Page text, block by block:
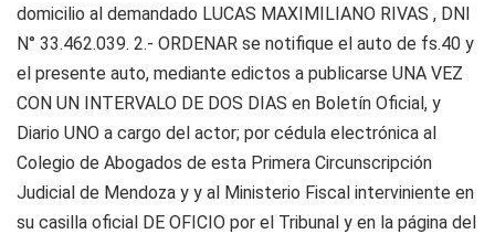
domicilio al demandado LUCAS MAXIMILIANO RIVAS , DNI
N° 33.462.039. 2.- ORDENAR se notifique el auto de fs.40 y
el presente auto, mediante edictos a publicarse UNA VEZ
CON UN INTERVALO DE DOS DIAS en Boletín Oficial, y
Diario UNO a cargo del actor; por cédula electrónica al
Colegio de Abogados de esta Primera Circunscripción
Judicial de Mendoza y y al Ministerio Fiscal interviniente en
su casilla oficial DE OFICIO por el Tribunal y en la página del